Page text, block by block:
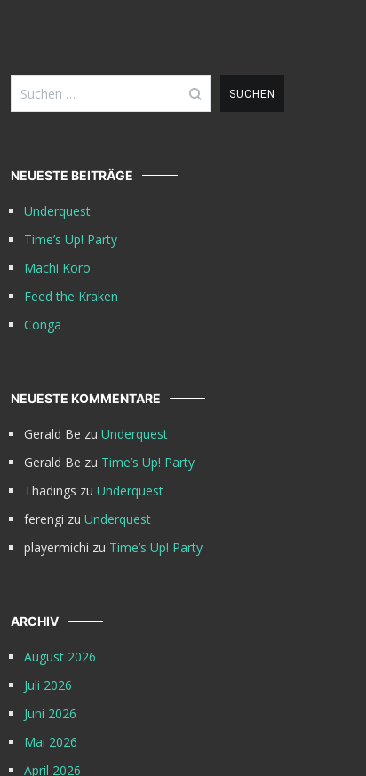
Suchen
nach:
NEUESTE BEITRÄGE
Underquest
Time’s Up! Party
Machi Koro
Feed the Kraken
Conga
NEUESTE KOMMENTARE
Gerald Be zu Underquest
Gerald Be zu Time’s Up! Party
Thadings zu Underquest
ferengi zu Underquest
playermichi zu Time’s Up! Party
ARCHIV
August 2026
Juli 2026
Juni 2026
Mai 2026
April 2026